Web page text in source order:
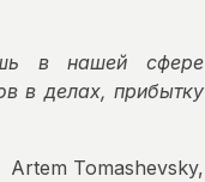
в нашей сфере
в делах, прибытку
Artem Tomashevsky,